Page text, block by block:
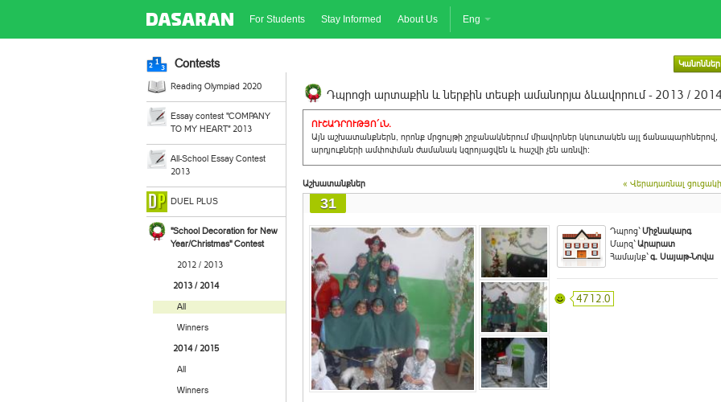
For Students Stay Informed About Us Eng
Contests Կանոններ
Reading Olympiad 2020
Essay contest "COMPANY
TO MY HEART" 2013
All-School Essay Contest
2013
DUEL PLUS
"School Decoration for New
Year/Christmas" Contest
2012 / 2013
2013 / 2014
All
Winners
2014 / 2015
All
Winners
Դպրոցի արտաքին և ներքին տեսքի ամանորյա ձևավորում - 2013 / 2014
ՈՒՇԱԴՐՈՒԹՅՈ´ւՆ.
Այն աշխատանքներն, որոնք մրցույթի շրջանակներում միավորներ կկուտակեն այլ ճանապարհներով,
արդյուքների ամփոփման ժամանակ կզրոյացվեն և հաշվի չեն առնվի:
Աշխատանքներ « Վերադառնալ
31
Դպրոց`Միջնակարգ
Մարզ`Արարատ
Համայնք`գ. Սայաթ-Նովա
4712.0